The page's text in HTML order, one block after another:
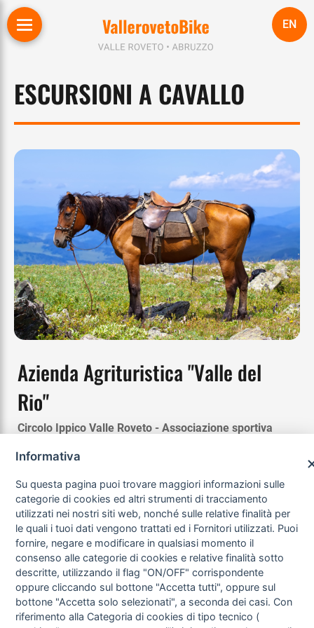
EN
ESCURSIONI A CAVALLO
Azienda Agrituristica "Valle del
Rio"
Circolo Ippico Valle Roveto - Associazione sportiva
varietà di itinerari suggestivi accompagnati da guide
esperte altamente specializzate.
Per informazioni e prenotazioni:
Sito web:www.valledelrio.it
Email:info@valledelrio.it
Telefono Fabio: 333.2980885
Telefono Marina: 347.6316117
Informativa
Su questa pagina puoi trovare maggiori informazioni sulle
categorie di cookies ed altri strumenti di tracciamento
utilizzati nei nostri siti web, nonché sulle relative finalità per
le quali i tuoi dati vengono trattati ed i Fornitori utilizzati. Puoi
fornire, negare e modificare in qualsiasi momento il
consenso alle categorie di cookies e relative finalità sotto
descritte, utilizzando il flag "ON/OFF" corrispondente
oppure cliccando sul bottone "Accetta tutti", oppure sul
bottone "Accetta solo selezionati", a seconda dei casi. Con
riferimento alla Categoria di cookies di tipo tecnico (